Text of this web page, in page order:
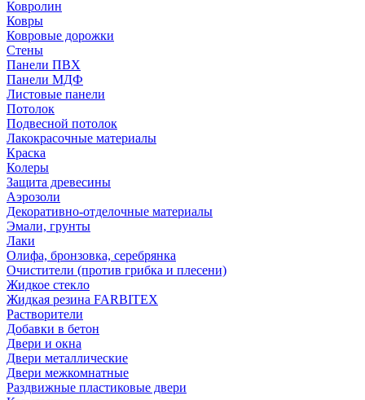
Ковролин
Ковры
Ковровые дорожки
Стены
Панели ПВХ
Панели МДФ
Листовые панели
Потолок
Подвесной потолок
Лакокрасочные материалы
Краска
Колеры
Защита древесины
Аэрозоли
Декоративно-отделочные материалы
Эмали, грунты
Лаки
Олифа, бронзовка, серебрянка
Очистители (против грибка и плесени)
Жидкое стекло
Жидкая резина FARBITEX
Растворители
Добавки в бетон
Двери и окна
Двери металлические
Двери межкомнатные
Раздвижные пластиковые двери